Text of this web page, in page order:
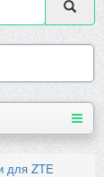
для ZTE